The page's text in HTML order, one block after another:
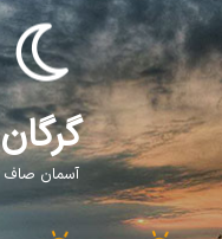
گرگان
آسمان صاف